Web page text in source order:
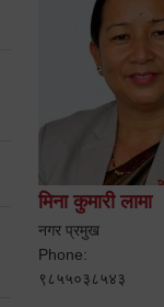
मिना कुमारी लामा
नगर प्रमुख
Phone:
९८५५०३८५४३